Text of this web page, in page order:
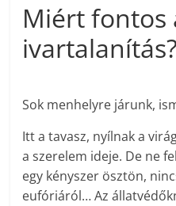
Miért fontos
ivartalanítás?
Sok menhelyre járunk,
Itt a tavasz, nyílnak a
a szerelem ideje. De ne
egy kényszer ösztön,
eufóriáról… Az